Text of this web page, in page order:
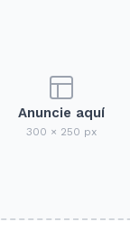
Anuncie aquí
300 × 250 px